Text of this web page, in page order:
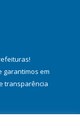
!
garantimos em
transparência